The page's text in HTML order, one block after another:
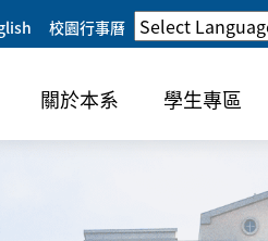
校園行事曆
關於本系 學生專區